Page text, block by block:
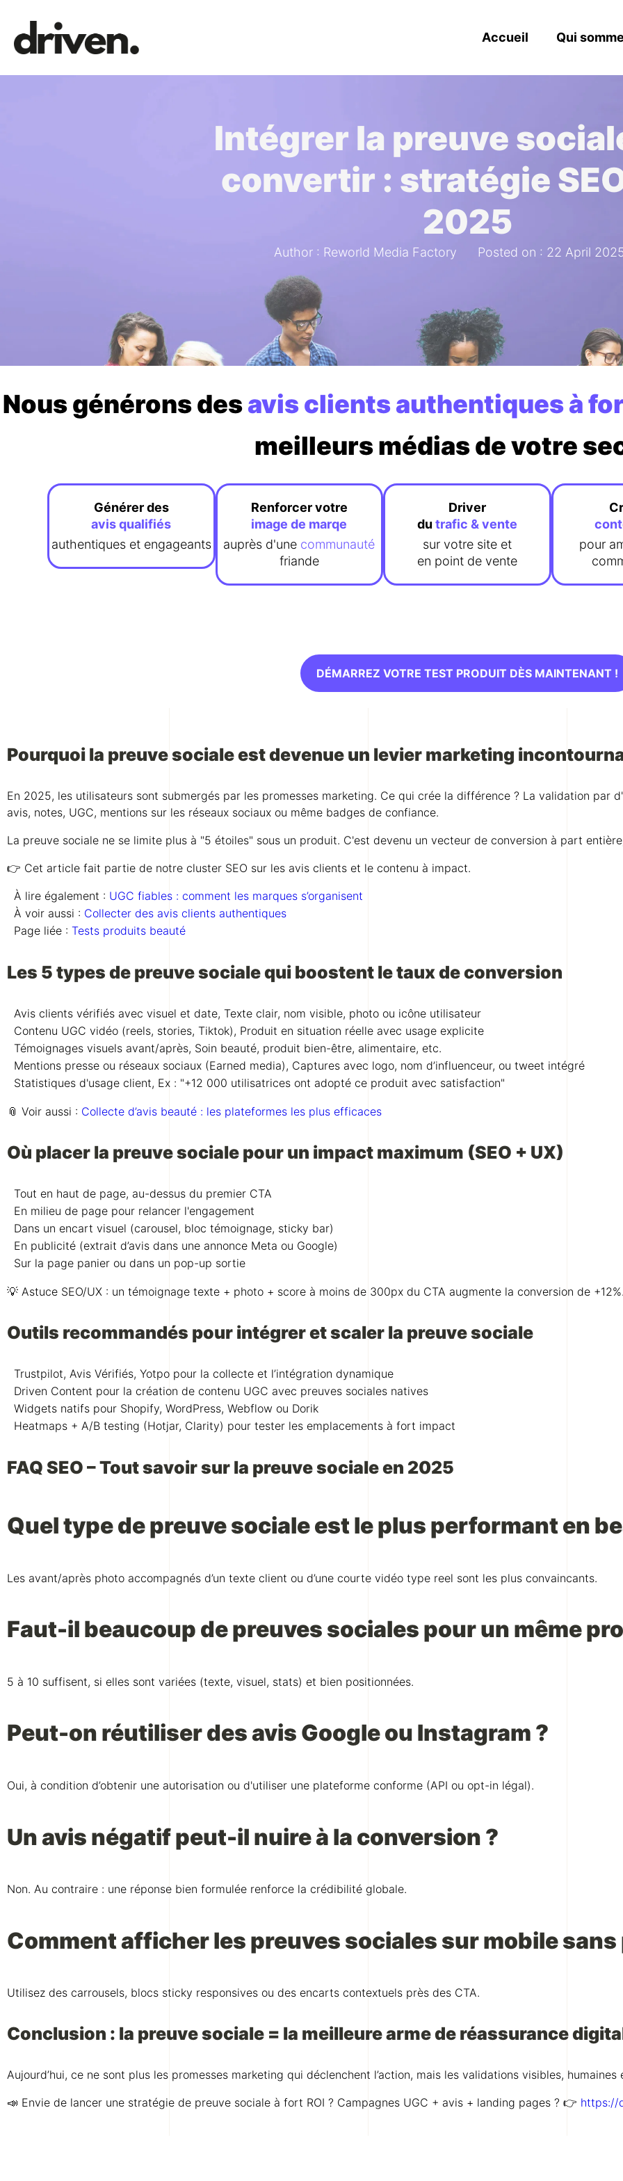
Accueil Qui
Intégrer la preuve
convertir : stratégie
2025
Author : Reworld Media Factory Posted on : 22 April
Nous générons desavis clients authentiques à
meilleurs médias de votre
Générer des
avis qualifiés
authentiques et engageants
Renforcer votre
image de marqe
auprès d'une communauté
friande
Driver
du trafic & vente
sur votre site et
en point de vente
pour
DÉMARREZ VOTRE TEST PRODUIT DÈS MAINTENANT !
Pourquoi la preuve sociale est devenue un levier marketing
En 2025, les utilisateurs sont submergés par les promesses marketing. Ce qui crée la différence ? La validation par
avis, notes, UGC, mentions sur les réseaux sociaux ou même badges de confiance.
La preuve sociale ne se limite plus à "5 étoiles" sous un produit. C'est devenu un vecteur de conversion à part
👉 Cet article fait partie de notre cluster SEO sur les avis clients et le contenu à impact.
À lire également : UGC fiables : comment les marques s’organisent
À voir aussi : Collecter des avis clients authentiques
Page liée : Tests produits beauté
Les 5 types de preuve sociale qui boostent le taux de conversion
Avis clients vérifiés avec visuel et date, Texte clair, nom visible, photo ou icône utilisateur
Contenu UGC vidéo (reels, stories, Tiktok), Produit en situation réelle avec usage explicite
Témoignages visuels avant/après, Soin beauté, produit bien-être, alimentaire, etc.
Mentions presse ou réseaux sociaux (Earned media), Captures avec logo, nom d’influenceur, ou tweet intégré
Statistiques d'usage client, Ex : "+12 000 utilisatrices ont adopté ce produit avec satisfaction"
📎 Voir aussi : Collecte d’avis beauté : les plateformes les plus efficaces
Où placer la preuve sociale pour un impact maximum (SEO + UX)
Tout en haut de page, au-dessus du premier CTA
En milieu de page pour relancer l'engagement
Dans un encart visuel (carousel, bloc témoignage, sticky bar)
En publicité (extrait d’avis dans une annonce Meta ou Google)
Sur la page panier ou dans un pop-up sortie
💡 Astuce SEO/UX : un témoignage texte + photo + score à moins de 300px du CTA augmente la conversion de +12%.
Outils recommandés pour intégrer et scaler la preuve sociale
Trustpilot, Avis Vérifiés, Yotpo pour la collecte et l’intégration dynamique
Driven Content pour la création de contenu UGC avec preuves sociales natives
Widgets natifs pour Shopify, WordPress, Webflow ou Dorik
Heatmaps + A/B testing (Hotjar, Clarity) pour tester les emplacements à fort impact
FAQ SEO – Tout savoir sur la preuve sociale en 2025
Quel type de preuve sociale est le plus performant en
Les avant/après photo accompagnés d’un texte client ou d’une courte vidéo type reel sont les plus convaincants.
Faut-il beaucoup de preuves sociales pour un même
5 à 10 suffisent, si elles sont variées (texte, visuel, stats) et bien positionnées.
Peut-on réutiliser des avis Google ou Instagram ?
Oui, à condition d’obtenir une autorisation ou d'utiliser une plateforme conforme (API ou opt-in légal).
Un avis négatif peut-il nuire à la conversion ?
Non. Au contraire : une réponse bien formulée renforce la crédibilité globale.
Comment afficher les preuves sociales sur mobile
Utilisez des carrousels, blocs sticky responsives ou des encarts contextuels près des CTA.
Conclusion : la preuve sociale = la meilleure arme de réassurance
Aujourd’hui, ce ne sont plus les promesses marketing qui déclenchent l’action, mais les validations visibles, humaines
📣 Envie de lancer une stratégie de preuve sociale à fort ROI ? Campagnes UGC + avis + landing pages ? 👉 https://